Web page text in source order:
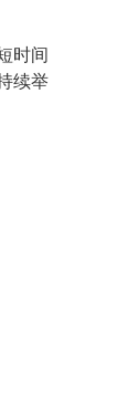
时间
续举